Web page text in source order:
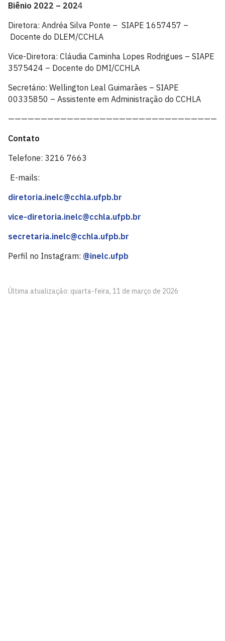
Biênio 2022 – 2024
Diretora: Andréa Silva Ponte – SIAPE 1657457 –
Docente do DLEM/CCHLA
Vice-Diretora: Cláudia Caminha Lopes Rodrigues – SIAPE
3575424 – Docente do DMI/CCHLA
Secretário: Wellington Leal Guimarães – SIAPE
00335850 – Assistente em Administração do CCHLA
Contato
Telefone: 3216 7663
E-mails:
diretoria.inelc@cchla.ufpb.br
vice-diretoria.inelc@cchla.ufpb.br
secretaria.inelc@cchla.ufpb.br
Perfil no Instagram: @inelc.ufpb
Última atualização: quarta-feira, 11 de março de 2026